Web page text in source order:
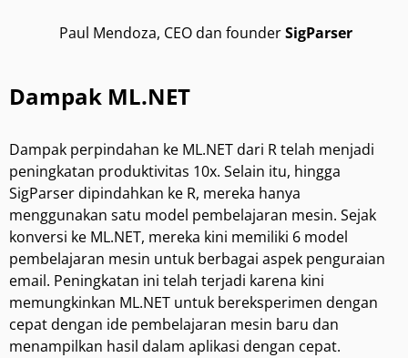
Paul Mendoza, CEO dan founderSigParser
Dampak ML.NET
Dampak perpindahan ke ML.NET dari R telah menjadi
peningkatan produktivitas 10x. Selain itu, hingga
SigParser dipindahkan ke R, mereka hanya
menggunakan satu model pembelajaran mesin. Sejak
konversi ke ML.NET, mereka kini memiliki 6 model
pembelajaran mesin untuk berbagai aspek penguraian
email. Peningkatan ini telah terjadi karena kini
memungkinkan ML.NET untuk bereksperimen dengan
cepat dengan ide pembelajaran mesin baru dan
menampilkan hasil dalam aplikasi dengan cepat.